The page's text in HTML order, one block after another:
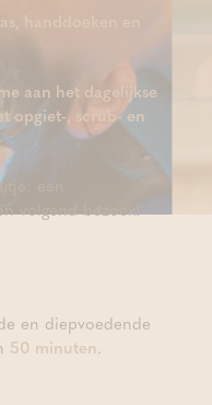
aan het dagelijkse
opgiet-, scrub- en
een
volgend bezoek!
en diepvoedende
50 minuten.